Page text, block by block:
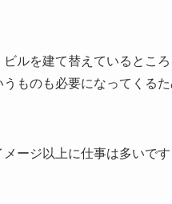
ルを建て替えているとこ
ものも必要になってくる
ージ以上に仕事は多いで